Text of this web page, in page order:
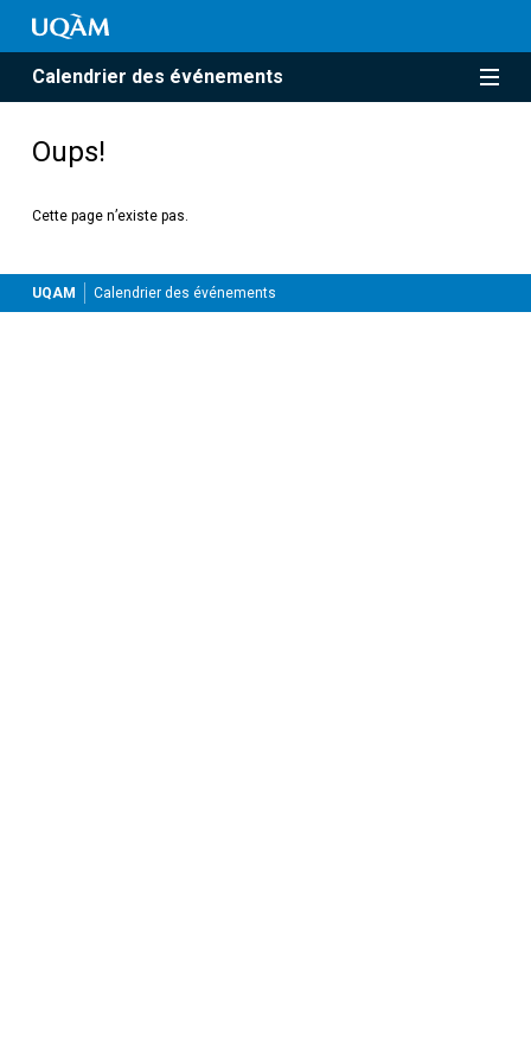
Calendrier des événements
Oups!
Cette page n’existe pas.
UQAM Calendrier des événements